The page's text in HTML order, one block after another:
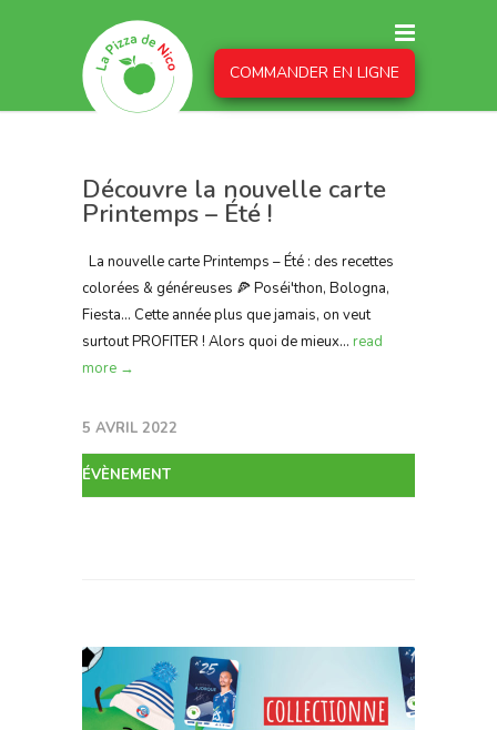
COMMANDER EN LIGNE
Découvre la nouvelle carte
Printemps – Été !
La nouvelle carte Printemps – Été : des recettes
colorées & généreuses 🍕 Poséi'thon, Bologna,
Fiesta… Cette année plus que jamais, on veut
surtout PROFITER ! Alors quoi de mieux... read
more →
5 AVRIL 2022
ÉVÈNEMENT